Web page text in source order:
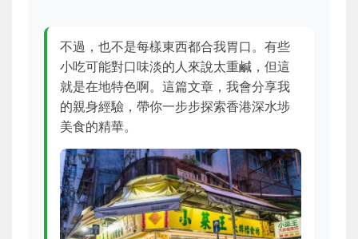
不過，也不是每樣東西都合我胃口。有些
小吃可能對口味淡的人來說太重鹹，但這
就是在地特色啊。這篇文章，我會分享我
的親身經驗，帶你一步步探索香港深水埗
美食的精華。